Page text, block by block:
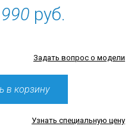
руб.
Задать вопрос о модели
в корзину
Узнать специальную цену